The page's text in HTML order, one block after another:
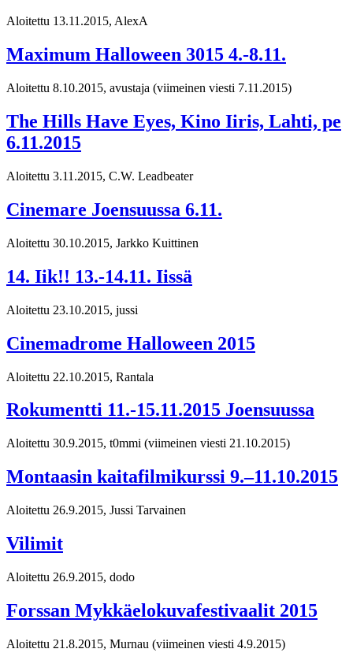
Aloitettu 13.11.2015, AlexA
Maximum Halloween 3015 4.-8.11.
Aloitettu 8.10.2015, avustaja (viimeinen viesti 7.11.2015)
The Hills Have Eyes, Kino Iiris, Lahti, pe
6.11.2015
Aloitettu 3.11.2015, C.W. Leadbeater
Cinemare Joensuussa 6.11.
Aloitettu 30.10.2015, Jarkko Kuittinen
14. Iik!! 13.-14.11. Iissä
Aloitettu 23.10.2015, jussi
Cinemadrome Halloween 2015
Aloitettu 22.10.2015, Rantala
Rokumentti 11.-15.11.2015 Joensuussa
Aloitettu 30.9.2015, t0mmi (viimeinen viesti 21.10.2015)
Montaasin kaitafilmikurssi 9.–11.10.2015
Aloitettu 26.9.2015, Jussi Tarvainen
Vilimit
Aloitettu 26.9.2015, dodo
Forssan Mykkäelokuvafestivaalit 2015
Aloitettu 21.8.2015, Murnau (viimeinen viesti 4.9.2015)